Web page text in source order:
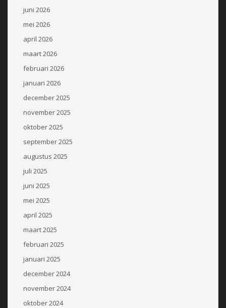
juni 2026
mei 2026
april 2026
maart 2026
februari 2026
januari 2026
december 2025
november 2025
oktober 2025
september 2025
augustus 2025
juli 2025
juni 2025
mei 2025
april 2025
maart 2025
februari 2025
januari 2025
december 2024
november 2024
oktober 2024